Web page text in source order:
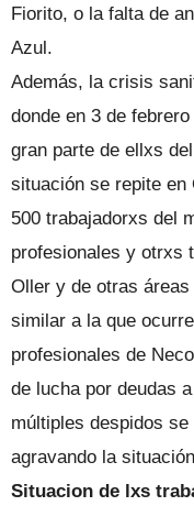
Fiorito, o la falta de
Azul.
Además, la crisis
donde en 3 de
gran parte de ellxs
situación se repite en
500 trabajadorxs del
profesionales y otrxs
Oller y de otras
similar a la que
profesionales de
de lucha por deudas
múltiples despidos
agravando la
Situacion de lxs